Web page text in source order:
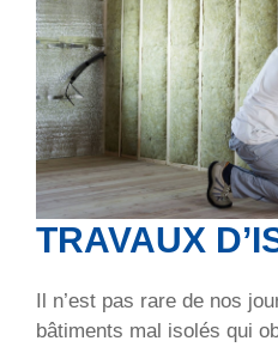
TRAVAUX
Il n’est pas rare de nos
bâtiments mal isolés qui